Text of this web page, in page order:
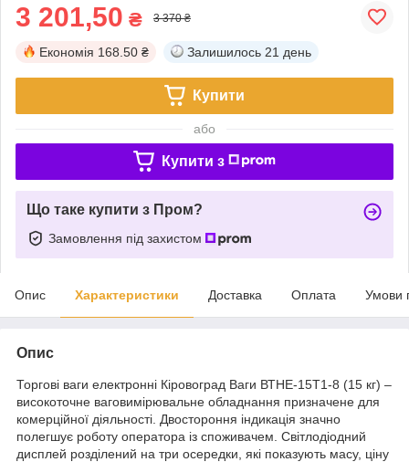
3 201,50 ₴ 3 370 ₴
Економія 168.50 ₴ Залишилось 21 день
Купити
або
Купити з
Що таке купити з Пром?
Замовлення під захистом
Опис Характеристики Доставка Оплата Умови
Опис
Торгові ваги електронні Кіровоград Ваги ВТНЕ-15Т1-8 (15 кг) –
високоточне ваговимірювальне обладнання призначене для
комерційної діяльності. Двостороння індикація значно
полегшує роботу оператора із споживачем. Світлодіодний
дисплей розділений на три осередки, які показують масу, ціну